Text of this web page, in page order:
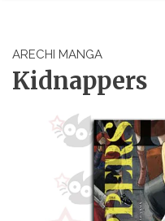
ARECHI MANGA
Kidnappers